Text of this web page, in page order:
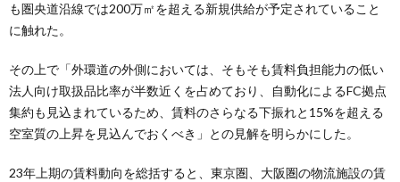
も圏央道沿線では200万㎡を超える新規供給が予定されていること
に触れた。
その上で「外環道の外側においては、そもそも賃料負担能力の低い
法人向け取扱品比率が半数近くを占めており、自動化によるFC拠点
集約も見込まれているため、賃料のさらなる下振れと15%を超える
空室質の上昇を見込んでおくべき」との見解を明らかにした。
23年上期の賃料動向を総括すると、東京圏、大阪圏の物流施設の賃